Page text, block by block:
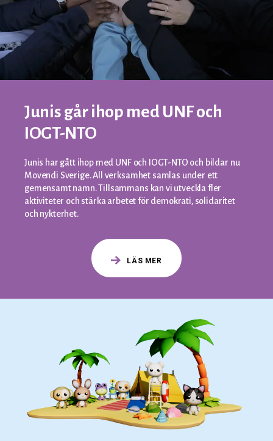
Junis går ihop med UNF och
IOGT-NTO
Junis har gått ihop med UNF och IOGT-NTO och bildar nu
Movendi Sverige. All verksamhet samlas under ett
gemensamt namn. Tillsammans kan vi utveckla fler
aktiviteter och stärka arbetet för demokrati, solidaritet
och nykterhet.
LÄS MER